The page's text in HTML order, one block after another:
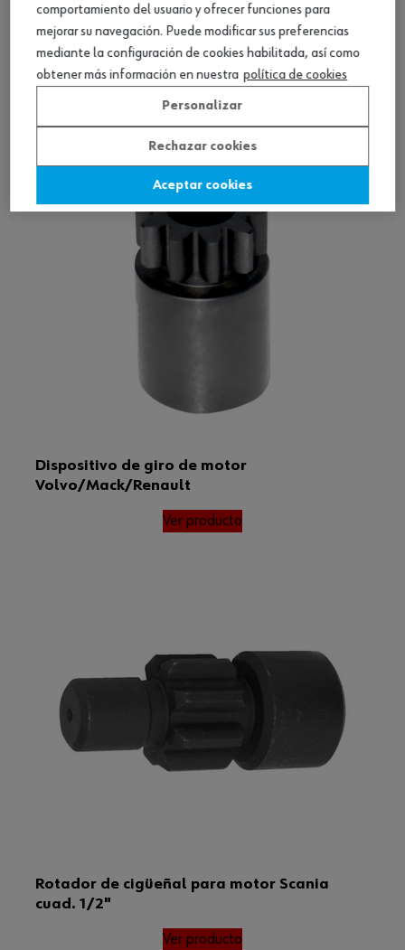
Rotador cigüeñal motor MB-MAN 3 eng.
placa intrm.
Ver producto
Dispositivo de giro de motor
Volvo/Mack/Renault
Ver producto
Rotador de cigüeñal para motor Scania
cuad. 1/2"
Ver producto
comportamiento del usuario y ofrecer funciones para
mejorar su navegación. Puede modificar sus preferencias
mediante la configuración de cookies habilitada, así como
obtener más información en nuestra política de cookies
Personalizar
Rechazar cookies
Aceptar cookies